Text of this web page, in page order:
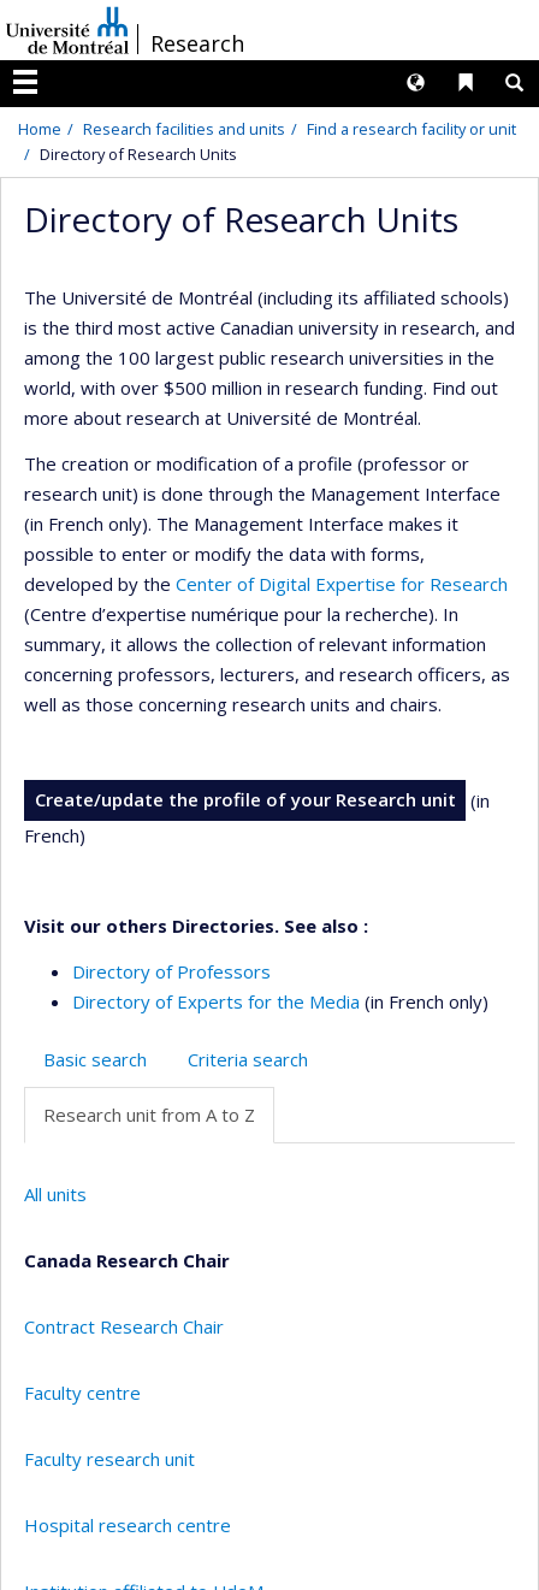
au
contenu
/Research
Menu
Liens
Langues
Home Research facilities and units
Find a research facility or unit
Directory of Research Units
Directory of Research Units
The Université de Montréal (including its affiliated schools)
is the third most active Canadian university in research, and
among the 100 largest public research universities in the
world, with over $500 million in research funding. Find out
more about research at Université de Montréal.
The creation or modification of a profile (professor or
research unit) is done through the Management Interface
(in French only). The Management Interface makes it
possible to enter or modify the data with forms,
developed by the Center of Digital Expertise for Research
(Centre d’expertise numérique pour la recherche). In
summary, it allows the collection of relevant information
concerning professors, lecturers, and research officers, as
well as those concerning research units and chairs.
Create/update the profile of your Research unit
(in
French)
Visit our others Directories. See also :
Directory of Professors
Directory of Experts for the Media (in French only)
Basic search Criteria search
Research unit from A to Z
All units
Canada Research Chair
Contract Research Chair
Faculty centre
Faculty research unit
Hospital research centre